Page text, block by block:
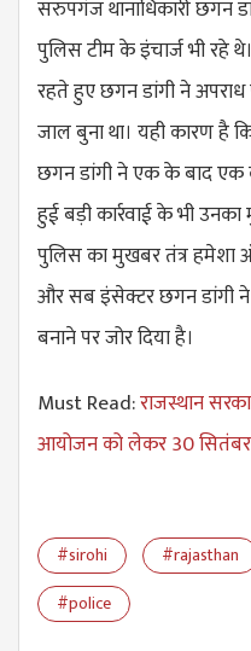
सरुपगंज थानाधिकारी छगन
पुलिस टीम के इंचार्ज भी रहे
रहते हुए छगन डांगी ने
जाल बुना था। यही कारण है
छगन डांगी ने एक के बाद एक
हुई बड़ी कार्रवाई के भी
पुलिस का मुखबर तंत्र हमेशा
और सब इंसेक्टर छगन डांगी
बनाने पर जोर दिया है।
Must Read:राजस्थान
आयोजन को लेकर 30 सितंबर
#sirohi #rajasthan
#police